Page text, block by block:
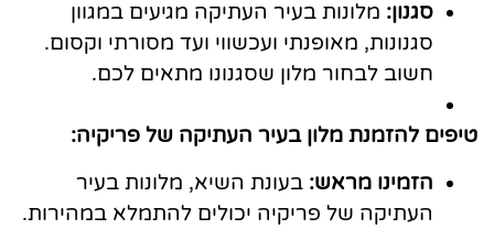
סגנון: מלונות בעיר העתיקה מגיעים במגוון
סגנונות, מאופנתי ועכשווי ועד מסורתי וקסום.
חשוב לבחור מלון שסגנונו מתאים לכם.
טיפים להזמנת מלון בעיר העתיקה של פריקיה:
הזמינו מראש: בעונת השיא, מלונות בעיר
העתיקה של פריקיה יכולים להתמלא במהירות.